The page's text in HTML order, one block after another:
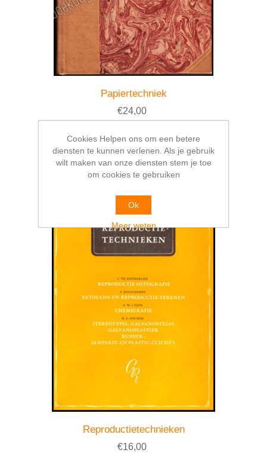
Papiertechniek
€24,00
Reproductietechnieken
€16,00
Cookies Helpen ons om een betere
diensten te kunnen verlenen. Als je gebruik
wilt maken van onze diensten stem je toe
om cookies te gebruiken
Ok
Meer weten